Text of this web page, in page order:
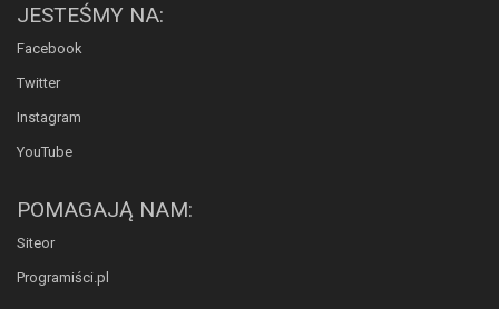
JESTEŚMY NA:
Facebook
Twitter
Instagram
YouTube
POMAGAJĄ NAM:
Siteor
Programiści.pl